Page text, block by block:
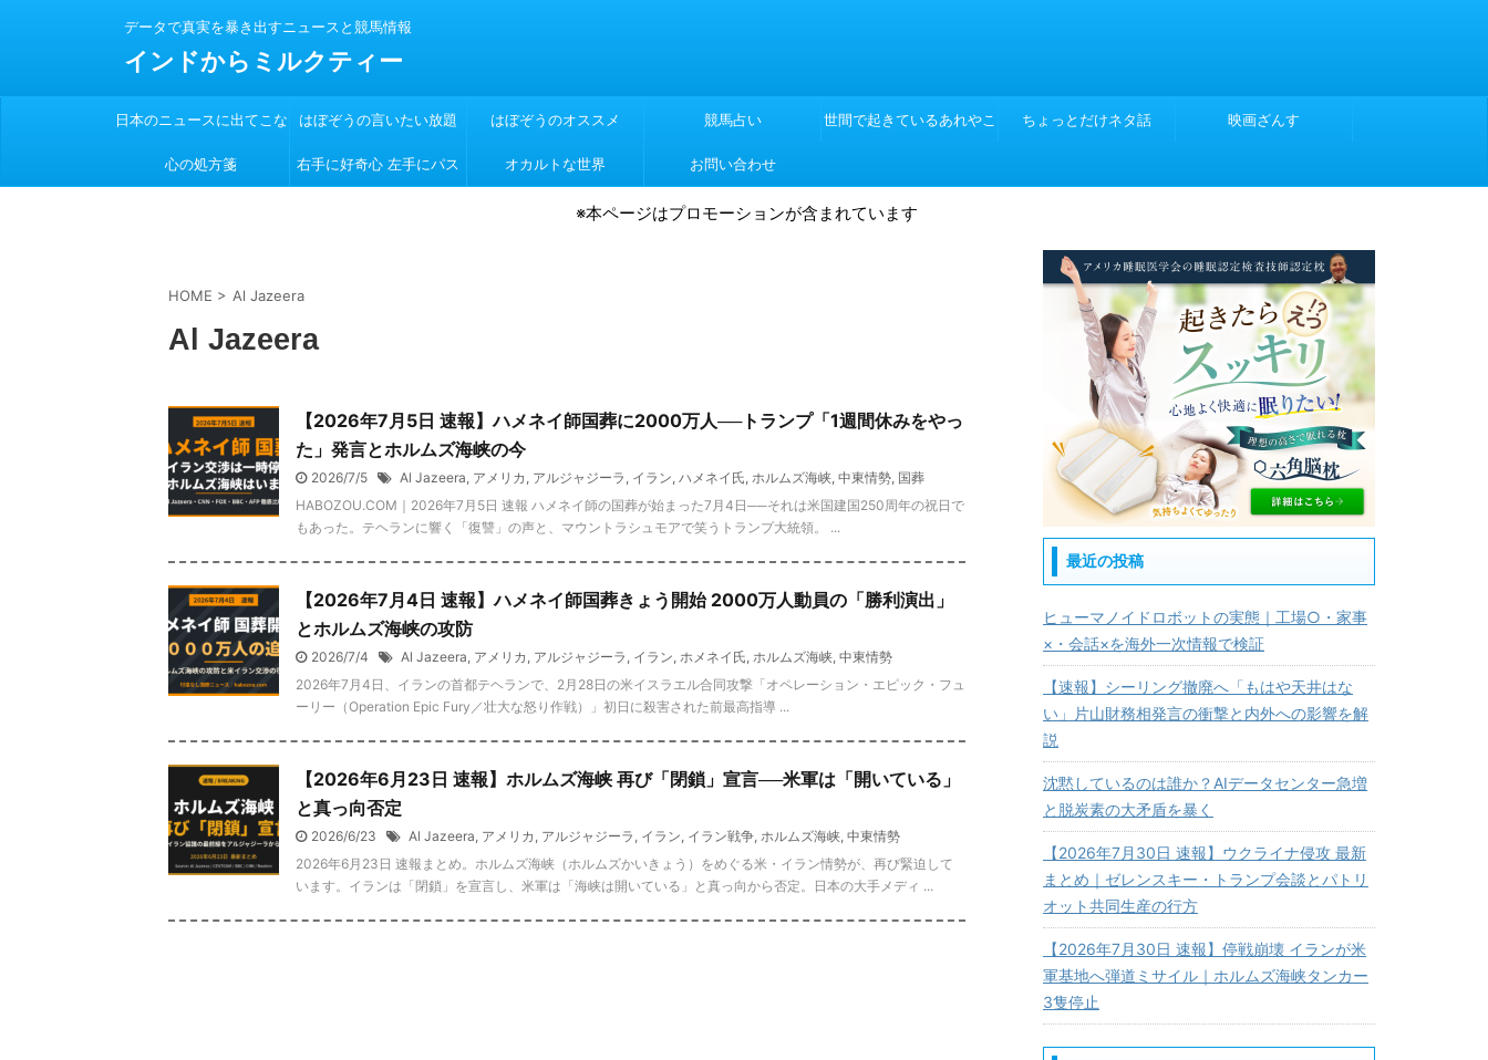
データで真実を暴き出すニュースと競馬情報
インドからミルクティー
日本のニュースに出てこな
い
はぼぞうの言いたい放題 はぼぞうのオススメ 競馬占い 世間で起きているあれやこ ちょっとだけネタ話 映画ざんす
心の処方箋 右手に好奇心 左手にパス オカルトな世界 お問い合わせ
※本ページはプロモーションが含まれています
HOME > Al Jazeera
Al Jazeera
【2026年7月5日 速報】ハメネイ師国葬に2000万人──トランプ「1週間休みをやっ
た」発言とホルムズ海峡の今
2026/7/5 Al Jazeera, アメリカ , アルジャジーラ , イラン, ハメネイ氏, ホルムズ海峡, 中東情勢, 国葬
HABOZOU.COM｜2026年7月5日 速報 ハメネイ師の国葬が始まった7月4日──それは米国建国250周年の祝日で
もあった。テヘランに響く「復讐」の声と、マウントラシュモアで笑うトランプ大統領。 ...
【2026年7月4日 速報】ハメネイ師国葬きょう開始 2000万人動員の「勝利演出」
とホルムズ海峡の攻防
2026/7/4 Al Jazeera, アメリカ , アルジャジーラ , イラン, ホメネイ氏, ホルムズ海峡, 中東情勢
2026年7月4日、イランの首都テヘランで、2月28日の米イスラエル合同攻撃「オペレーション・エピック・フュ
ーリー（Operation Epic Fury／壮大な怒り作戦）」初日に殺害された前最高指導 ...
【2026年6月23日 速報】ホルムズ海峡 再び「閉鎖」宣言──米軍は「開いている」
と真っ向否定
2026/6/23 Al Jazeera, アメリカ , アルジャジーラ , イラン, イラン戦争, ホルムズ海峡, 中東情勢
2026年6月23日 速報まとめ。ホルムズ海峡（ホルムズかいきょう）をめぐる米・イラン情勢が、再び緊迫して
います。イランは「閉鎖」を宣言し、米軍は「海峡は開いている」と真っ向から否定。日本の大手メディ ...
最近の投稿
ヒューマノイドロボットの実態｜工場○・家事
×・会話×を海外一次情報で検証
【速報】シーリング撤廃へ「もはや天井はな
い」片山財務相発言の衝撃と内外への影響を解
説
沈黙しているのは誰か？AIデータセンター急増
と脱炭素の大矛盾を暴く
【2026年7月30日 速報】ウクライナ侵攻 最新
まとめ｜ゼレンスキー・トランプ会談とパトリ
オット共同生産の行方
【2026年7月30日 速報】停戦崩壊 イランが米
軍基地へ弾道ミサイル｜ホルムズ海峡タンカー
3隻停止